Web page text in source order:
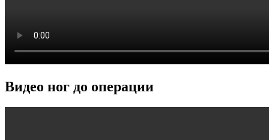
Видео ног до операции